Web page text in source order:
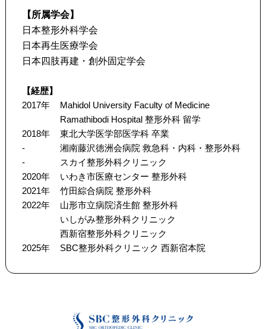
【所属学会】
日本整形外科学会
日本再生医療学会
日本四肢再建・創外固定学会
【経歴】
2017年
Mahidol University Faculty of Medicine
Ramathibodi Hospital 整形外科 留学
2018年
東北大学医学部医学科 卒業
-
湘南藤沢徳洲会病院 救急科・内科・整形外科
-
スカイ整形外科クリニック
2020年
いわき市医療センター 整形外科
2021年
竹田綜合病院 整形外科
2022年
山形市立病院済生館 整形外科
いしがみ整形外科クリニック
西新宿整形外科クリニック
2025年
SBC整形外科クリニック 西新宿本院